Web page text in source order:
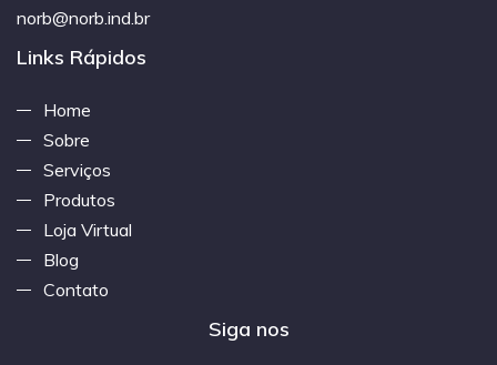
norb@norb.ind.br
Links Rápidos
Home
Sobre
Serviços
Produtos
Loja Virtual
Blog
Contato
Siga nos